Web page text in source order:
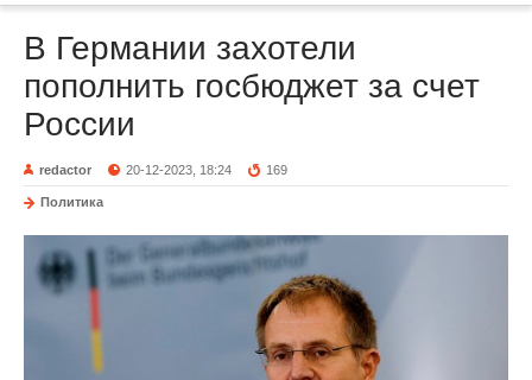
В Германии захотели
пополнить госбюджет за счет
России
redactor 20-12-2023, 18:24 169
Политика